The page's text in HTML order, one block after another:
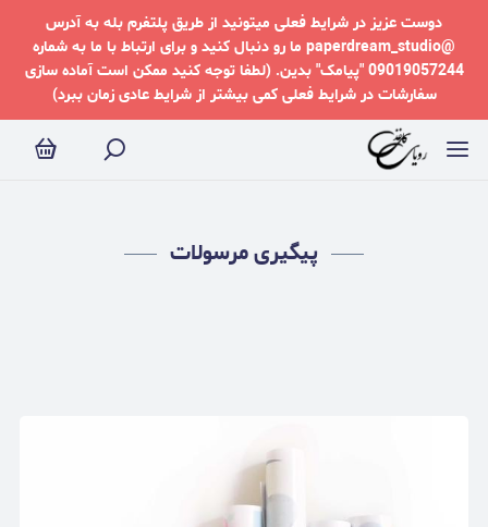
دوست عزیز در شرایط فعلی میتونید از طریق پلتفرم بله به آدرس
@paperdream_studio ما رو دنبال کنید و برای ارتباط با ما به شماره
09019057244 "پیامک" بدین. (لطفا توجه کنید ممکن است آماده سازی
سفارشات در شرایط فعلی کمی بیشتر از شرایط عادی زمان ببرد)
پیگیری مرسولات